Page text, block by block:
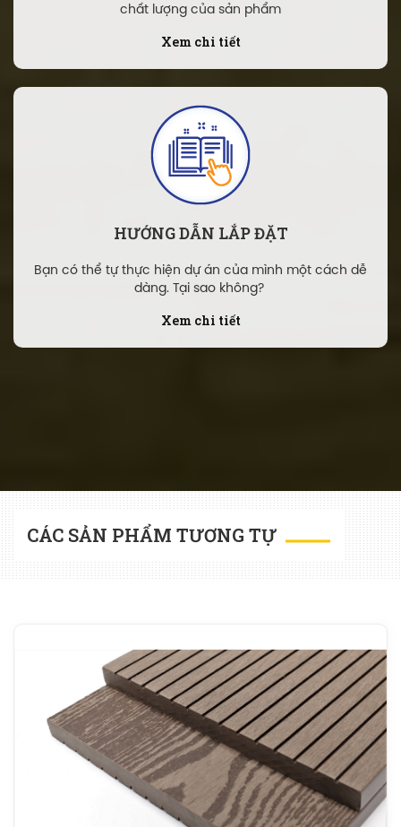
chất lượng của sản phẩm
Xem chi tiết
HƯỚNG DẪN LẮP ĐẶT
Bạn có thể tự thực hiện dự án của mình một cách dễ
dàng. Tại sao không?
Xem chi tiết
CÁC SẢN PHẨM TƯƠNG TỰ